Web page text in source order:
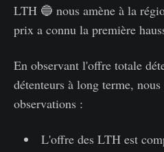
LTH 🔵 nous amène à la
prix a connu la première
En observant l'offre totale
détenteurs à long terme,
observations :
L'offre des LTH est